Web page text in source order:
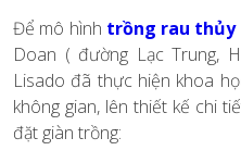
Để mô hình trồng rau thủy
Doan ( đường Lạc Trung,
Lisado đã thực hiện khoa
không gian, lên thiết kế chi
đặt giàn trồng: